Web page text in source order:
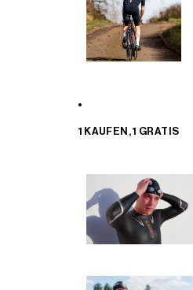
1 KAUFEN, 1 GRATIS